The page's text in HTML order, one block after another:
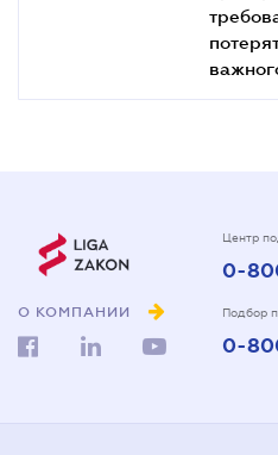
О КОМПАНИИ
Центр
0-
Подбор
0-